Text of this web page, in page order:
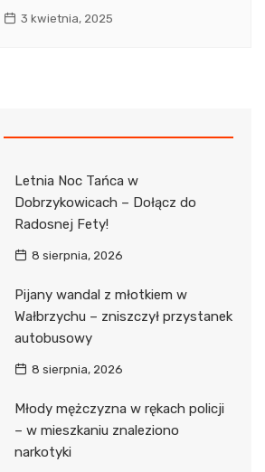
3 kwietnia, 2025
Letnia Noc Tańca w
Dobrzykowicach – Dołącz do
Radosnej Fety!
8 sierpnia, 2026
Pijany wandal z młotkiem w
Wałbrzychu – zniszczył przystanek
autobusowy
8 sierpnia, 2026
Młody mężczyzna w rękach policji
– w mieszkaniu znaleziono
narkotyki